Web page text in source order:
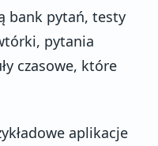
bank pytań, testy
pytania
czasowe, które
aplikacje